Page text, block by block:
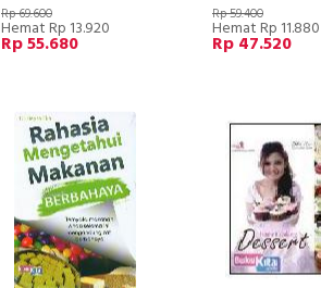
Rp 69.600
Hemat Rp 13.920
Rp 55.680
Rp 59.400
Hemat Rp 11.880
Rp 47.520